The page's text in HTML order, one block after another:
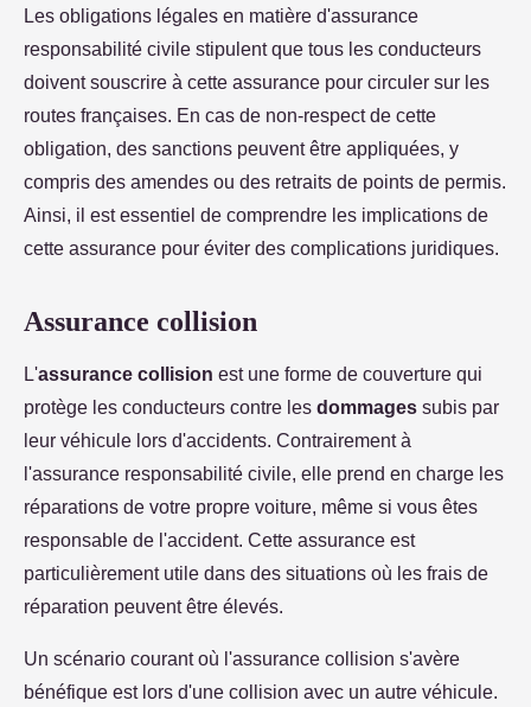
Les obligations légales en matière d'assurance
responsabilité civile stipulent que tous les conducteurs
doivent souscrire à cette assurance pour circuler sur les
routes françaises. En cas de non-respect de cette
obligation, des sanctions peuvent être appliquées, y
compris des amendes ou des retraits de points de permis.
Ainsi, il est essentiel de comprendre les implications de
cette assurance pour éviter des complications juridiques.
Assurance collision
L'assurance collision est une forme de couverture qui
protège les conducteurs contre les dommages subis par
leur véhicule lors d'accidents. Contrairement à
l'assurance responsabilité civile, elle prend en charge les
réparations de votre propre voiture, même si vous êtes
responsable de l'accident. Cette assurance est
particulièrement utile dans des situations où les frais de
réparation peuvent être élevés.
Un scénario courant où l'assurance collision s'avère
bénéfique est lors d'une collision avec un autre véhicule.